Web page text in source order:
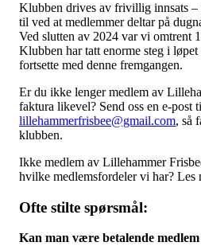
Klubben drives av frivillig innsats –
til ved at medlemmer deltar på
Ved slutten av 2024 var vi omtrent
Klubben har tatt enorme steg i
fortsette med denne fremgangen.
Er du ikke lenger medlem av
faktura likevel? Send oss en e-post
lillehammerfrisbee@gmail.com, så
klubben.
Ikke medlem av Lillehammer
hvilke medlemsfordeler vi har? Les
Ofte stilte spørsmål:
Kan man være betalende